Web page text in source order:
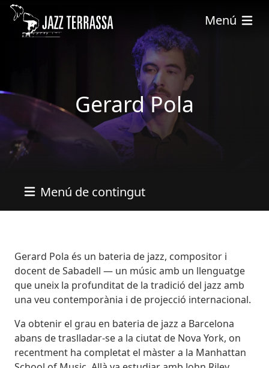
Vés al contingut
Menú
Gerard Pola
Menú de contingut
Bio
Gerard Pola és un bateria de jazz, compositor i
docent de Sabadell — un músic amb un llenguatge
que uneix la profunditat de la tradició del jazz amb
una veu contemporània i de projecció internacional.
Va obtenir el grau en bateria de jazz a Barcelona
abans de traslladar-se a la ciutat de Nova York, on
recentment ha completat el màster a la Manhattan